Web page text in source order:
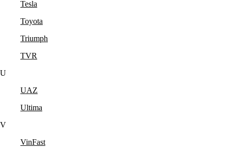
Tesla
Toyota
Triumph
TVR
U
UAZ
Ultima
V
VinFast